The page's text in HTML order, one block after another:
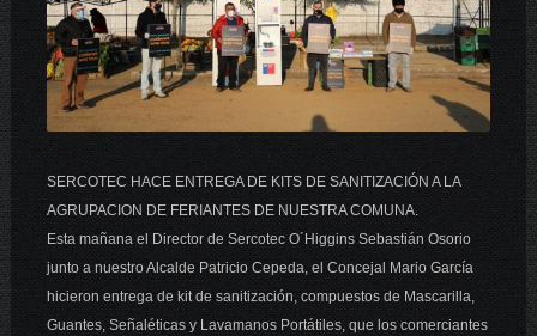
SERCOTEC HACE ENTREGA DE KITS DE SANITIZACIÓN A LA
AGRUPACION DE FERIANTES DE NUESTRA COMUNA.
Esta mañana el Director de Sercotec O´Higgins Sebastián Osorio
junto a nuestro Alcalde Patricio Cepeda, el Concejal Mario García
hicieron entrega de kit de sanitización, compuestos de Mascarilla,
Guantes, Señaléticas y Lavamanos Portátiles, que los comerciantes